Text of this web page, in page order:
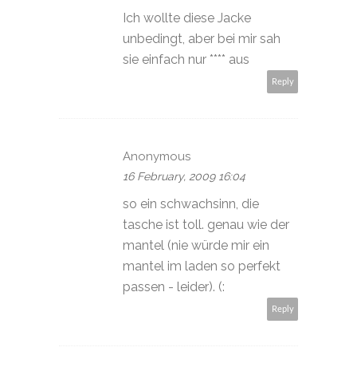
Ich wollte diese Jacke
unbedingt, aber bei mir sah
sie einfach nur **** aus
Reply
Anonymous
16 February, 2009 16:04
so ein schwachsinn, die
tasche ist toll. genau wie der
mantel (nie würde mir ein
mantel im laden so perfekt
passen - leider). (:
Reply